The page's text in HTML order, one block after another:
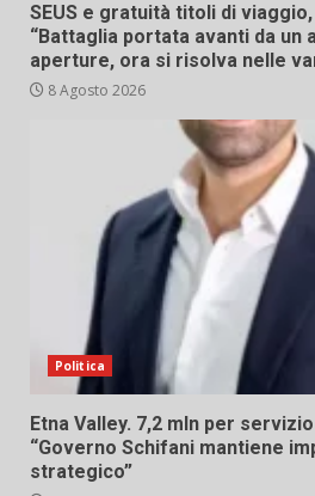
SEUS e gratuità titoli di
“Battaglia portata avanti da un
aperture, ora si risolva nelle
8 Agosto 2026
Politica
Etna Valley. 7,2 mln per
“Governo Schifani mantiene
strategico”